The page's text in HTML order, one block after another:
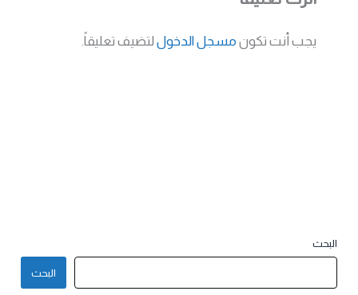
يجب أنت تكون مسجل الدخوللتضيف تعليقاً.
البحث
البحث